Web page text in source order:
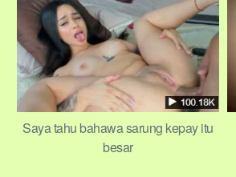
Saya tahu bahawa sarung kepay itu
besar